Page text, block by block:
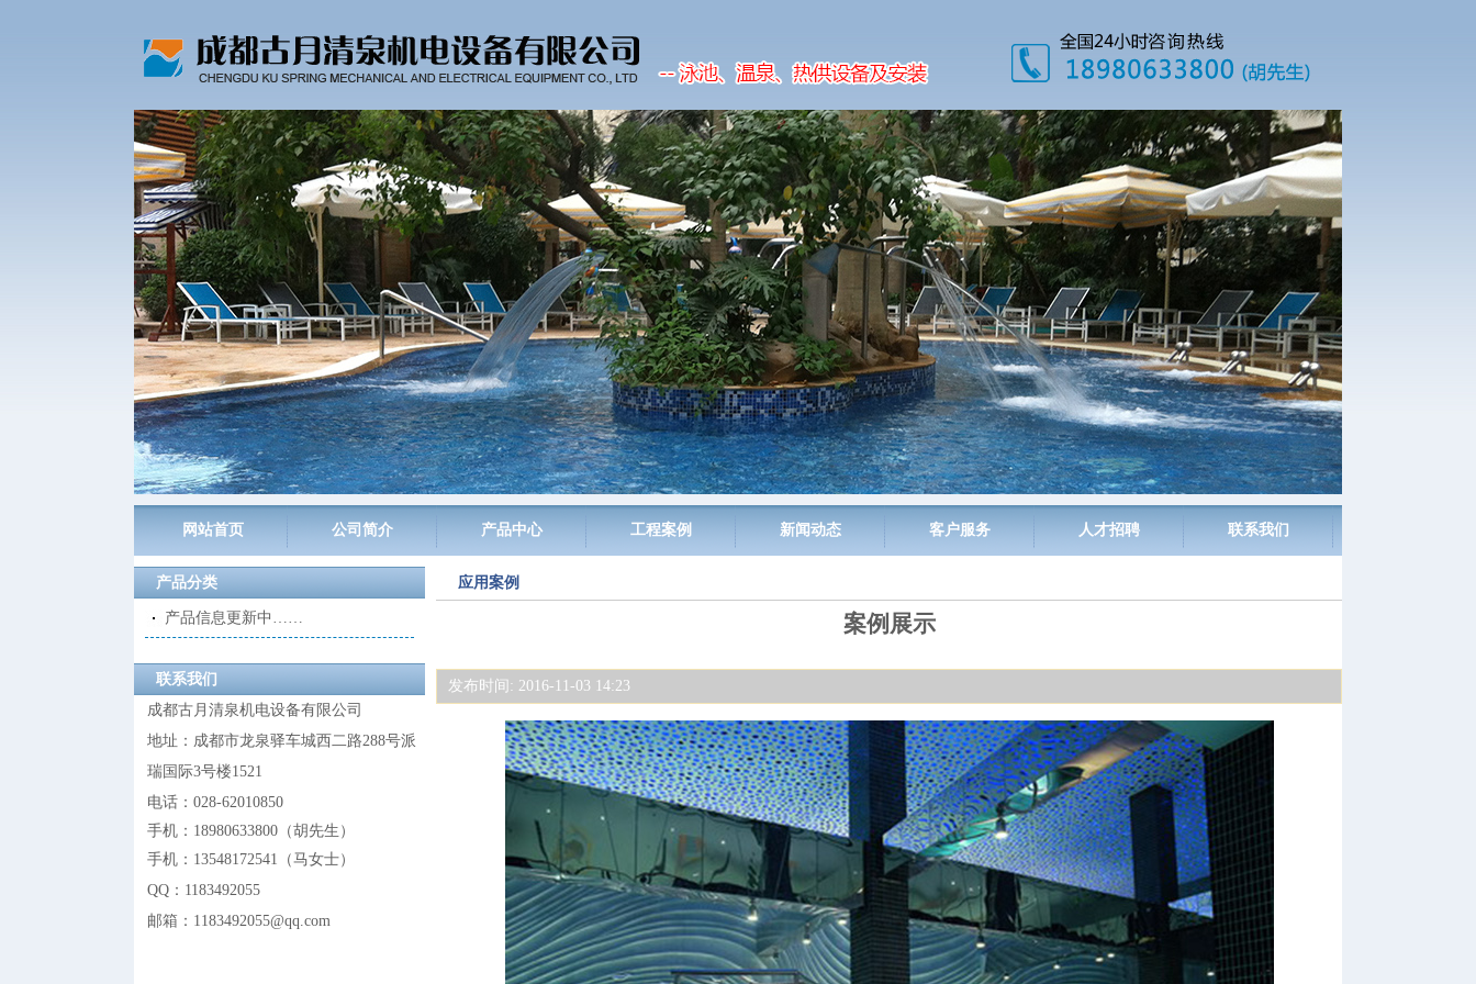
网站首页 公司简介 产品中心 工程案例 新闻动态 客户服务 人才招聘 联系我们
产品分类
产品信息更新中……
联系我们
成都古月清泉机电设备有限公司
地址：成都市龙泉驿车城西二路288号派
瑞国际3号楼1521
电话：028-62010850
手机：18980633800 （胡先生 ）
手机：13548172541 （马女士）
QQ： 1183492055
邮箱：1183492055@qq.com
应用案例
案例展示
发布时间: 2016-11-03 14:23